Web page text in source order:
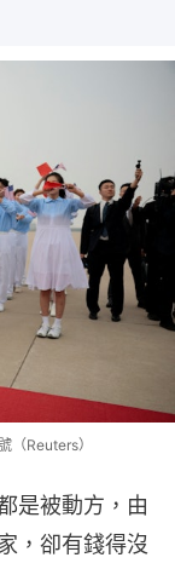
（Reuters）
是被動方，由
，卻有錢得沒